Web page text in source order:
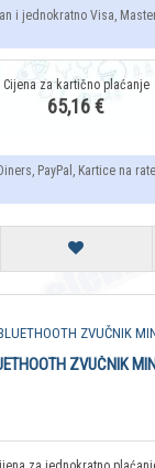
i jednokratno Visa,
65,16 €
Diners, PayPal, Kartice na rate
ZVUČNIK